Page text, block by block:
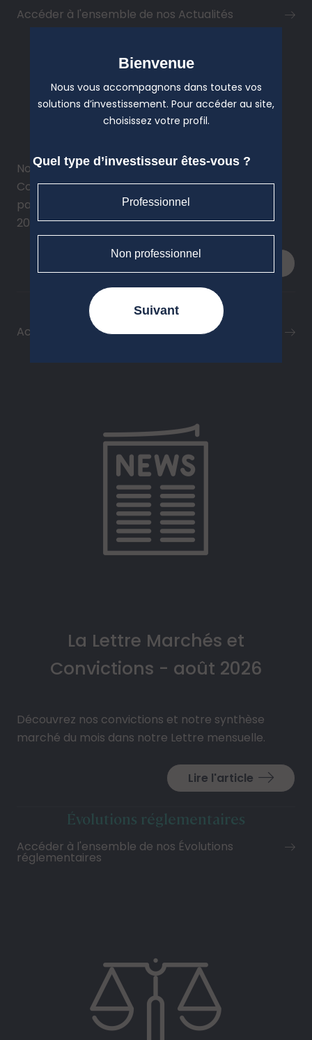
Participation à Patrimonia
2026
Nous participons à l'évènement Patrimonia, la
Convention phare des professionnels du
patrimoine les 30 septembre et le 1er octobre
2026.
Accéder à l'ensemble de nos Actualités
La Lettre Marchés et
Convictions - août 2026
Découvrez nos convictions et notre synthèse
marché du mois dans notre Lettre mensuelle.
Lire l'article
Newsletters
Accéder à l'ensemble de nos Newsletters
Évolutions réglementaires
Accéder à l'ensemble de nos Évolutions
réglementaires
Bienvenue
Nous vous accompagnons dans toutes vos
solutions d’investissement. Pour accéder au site,
choisissez votre profil.
Quel type d’investisseur êtes-vous ?
Professionnel
Non professionnel
Suivant